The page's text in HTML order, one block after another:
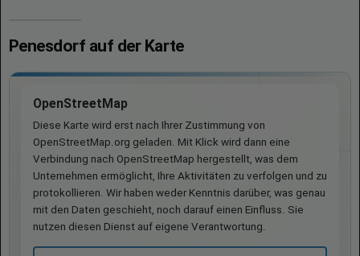
Penesdorf auf der Karte
OpenStreetMap
Diese Karte wird erst nach Ihrer Zustimmung von
OpenStreetMap.org geladen. Mit Klick wird dann eine
Verbindung nach OpenStreetMap hergestellt, was dem
Unternehmen ermöglicht, Ihre Aktivitäten zu verfolgen und zu
protokollieren. Wir haben weder Kenntnis darüber, was genau
mit den Daten geschieht, noch darauf einen Einfluss. Sie
nutzen diesen Dienst auf eigene Verantwortung.